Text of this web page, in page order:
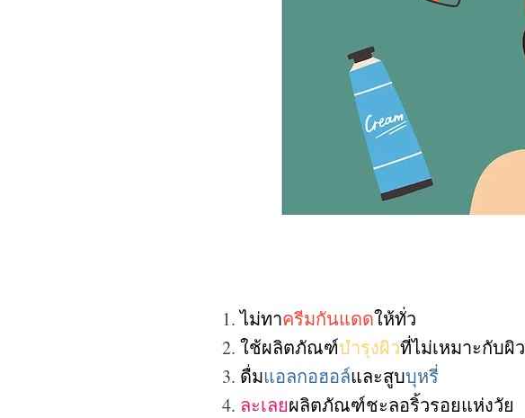
1.ไม่ทาครีมกันแดดให้ทั่ว
2. ใช้ผลิตภัณฑ์บำรุงผิวที่ไม่เหมาะกับผิว
3. ดื่มแอลกอฮอล์และสูบบุหรี่
4. ละเลยผลิตภัณฑ์ชะลอริ้วรอยแห่งวัย